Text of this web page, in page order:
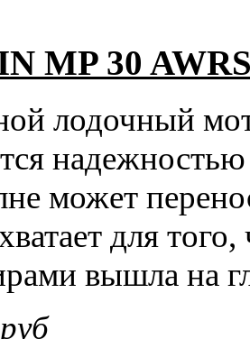
MP 30
лодочный
может
для
вышла на
руб